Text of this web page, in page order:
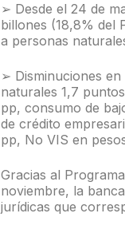
➢ Desde el 24 de
billones (18,8% del
a personas
➢ Disminuciones
naturales 1,7
pp, consumo de
de crédito
pp, No VIS en
Gracias al
noviembre, la
jurídicas que